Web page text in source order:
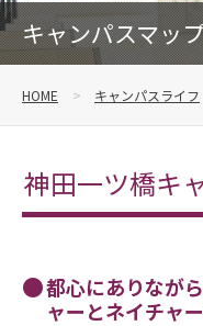
キャンパスマッ
HOME キャンパスライフ
神田一ツ橋キ
都心にありなが
ャーとネイチャ